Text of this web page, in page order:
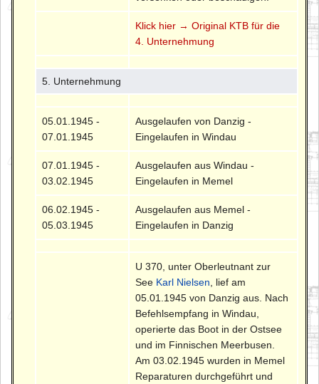
Klick hier → Original KTB für die
4. Unternehmung
5. Unternehmung
05.01.1945 -
07.01.1945
Ausgelaufen von Danzig -
Eingelaufen in Windau
07.01.1945 -
03.02.1945
Ausgelaufen aus Windau -
Eingelaufen in Memel
06.02.1945 -
05.03.1945
Ausgelaufen aus Memel -
Eingelaufen in Danzig
U 370, unter Oberleutnant zur
See Karl Nielsen , lief am
05.01.1945 von Danzig aus. Nach
Befehlsempfang in Windau,
operierte das Boot in der Ostsee
und im Finnischen Meerbusen.
Am 03.02.1945 wurden in Memel
Reparaturen durchgeführt und